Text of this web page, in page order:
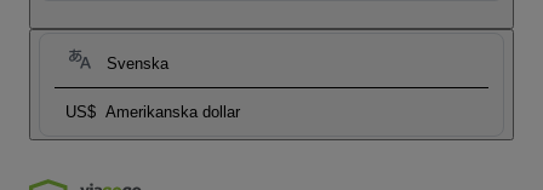
Svenska
US$ Amerikanska dollar